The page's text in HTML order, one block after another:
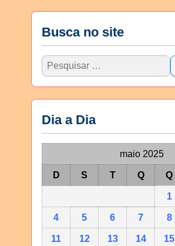
Busca no site
Dia a Dia
maio 2025
D S T Q Q
1
4 5 6 7 8
11 12 13 14 15